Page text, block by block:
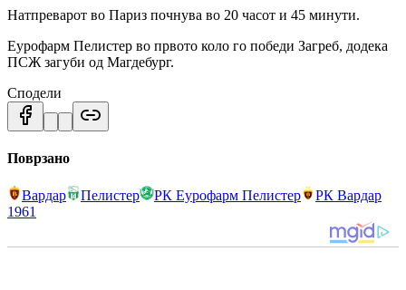
Натпреварот во Париз почнува во 20 часот и 45 минути.
Еурофарм Пелистер во првото коло го победи Загреб, додека
ПСЖ загуби од Магдебург.
Сподели
Поврзано
Вардар Пелистер РК Еурофарм Пелистер
РК Вардар
1961